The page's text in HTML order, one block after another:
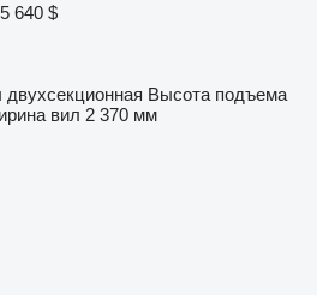
640 $
двухсекционная Высота подъема
вил 2 370 мм